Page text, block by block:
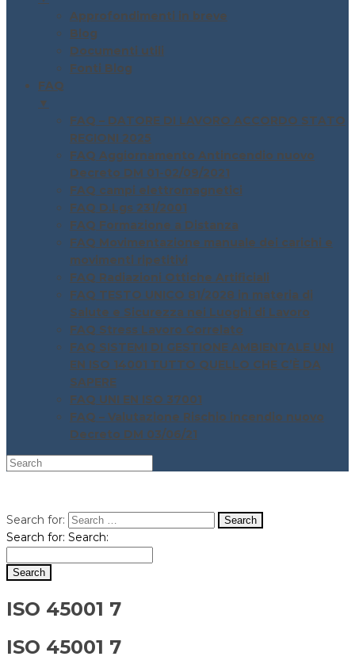
Approfondimenti in breve
Blog
Documenti utili
Fonti Blog
FAQ
▼
FAQ – DATORE DI LAVORO ACCORDO STATO
REGIONI 2025
FAQ Aggiornamento Antincendio nuovo
Decreto DM 01-02/09/2021
FAQ campi elettromagnetici
FAQ D.Lgs 231/2001
FAQ Formazione a Distanza
FAQ Movimentazione manuale dei carichi e
movimenti ripetitivi
FAQ Radiazioni Ottiche Artificiali
FAQ TESTO UNICO 81/2028 in materia di
Salute e Sicurezza nei Luoghi di Lavoro
FAQ Stress Lavoro Correlato
FAQ SISTEMI DI GESTIONE AMBIENTALE UNI
EN ISO 14001 TUTTO QUELLO CHE C’È DA
SAPERE
FAQ UNI EN ISO 37001
FAQ – Valutazione Rischio incendio nuovo
Decreto DM 03/06/21
Search for:
Search for: Search:
ISO 45001 7
ISO 45001 7